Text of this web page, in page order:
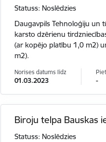
Statuss: Noslēdzies
Daugavpils Tehnoloģiju un
karsto dzērienu
(ar kopējo platību 1,0 m2)
m2).
Norises datums līdz
01.03.2023 -
Biroju telpa Bauskas
Statuss: Noslēdzies